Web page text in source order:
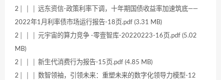
2│ │ │ 远东资信-政策利率下调，十年期国债收益率加速筑底——
2022年1月利率债市场运行报告-18页.pdf (3.31 MB)
2│ │ │ 元宇宙的算力竞争 -零壹智库-20220223-16页.pdf (5.02
MB)
2│ │ │ 新生代消费行为报告-15页.pdf (4.85 MB)
2│ │ │ 数智领袖，引领未来：重塑未来的数字化领导力模型-12